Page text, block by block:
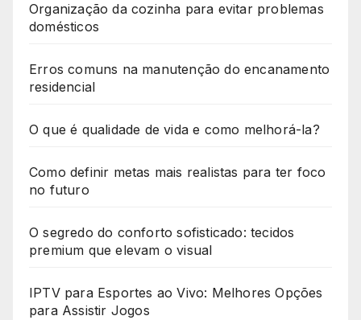
Organização da cozinha para evitar problemas
domésticos
Erros comuns na manutenção do encanamento
residencial
O que é qualidade de vida e como melhorá-la?
Como definir metas mais realistas para ter foco
no futuro
O segredo do conforto sofisticado: tecidos
premium que elevam o visual
IPTV para Esportes ao Vivo: Melhores Opções
para Assistir Jogos